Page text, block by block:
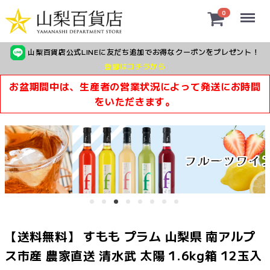
0 Menu
山梨百貨店公式LINEに友だち追加でお得なクーポンをプレゼント！
登録はコチラから
お盆期間中は、生産者の営業状況によって発送にお時間
をいただきます。
【送料無料】 すもも プラム 山梨県 南アルプ
ス市産 農家直送 清水武 太陽 1.6kg箱 12玉入